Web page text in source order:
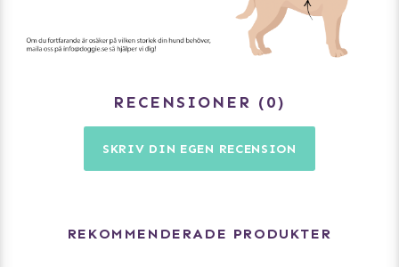
- Reflekterande strimmor för extra synlighet
- Helt vattentät
RECENSIONER 0
SKRIV DIN EGEN RECENSION
REKOMMENDERADE PRODUKTER